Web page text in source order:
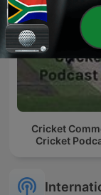
Cricket
Cricket